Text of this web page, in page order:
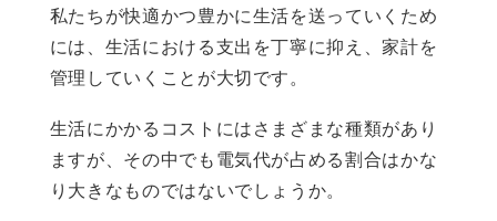
私たちが快適かつ豊かに生活を送っていくため
には、生活における支出を丁寧に抑え、家計を
管理していくことが大切です。
生活にかかるコストにはさまざまな種類があり
ますが、その中でも電気代が占める割合はかな
り大きなものではないでしょうか。